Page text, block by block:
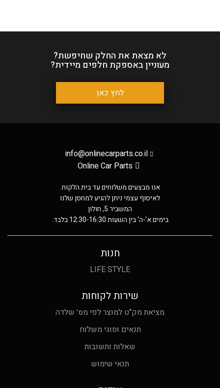
לא מצאת את החלק שחיפשת?
מעוניין באספקת חלפים מיידית?
לחץ כאן
info@onlinecarparts.co.il
Online Car Parts
אנו מבצעים משלוחים עד בית הלקוח.
לאיסוף עצמי ניתן להגיע למחסן שלנו
המשביר 5, חולון
בימים א'-ה' בין השעות 12:30-16:30 בלבד.
חנות
LIFE STYLE
שירות לקוחות
מציאת מק"ט למוצר לפי מס׳ שלדה
תנאים וסוגי משלוח
שאלות ותשובות
תנאי שימוש